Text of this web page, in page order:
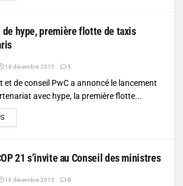
de hype, première flotte de taxis
18 décembre 2015 1
et de conseil PwC a annoncé le lancement
avec hype, la première flotte...
21 s’invite au Conseil des ministres
18 décembre 2015 0